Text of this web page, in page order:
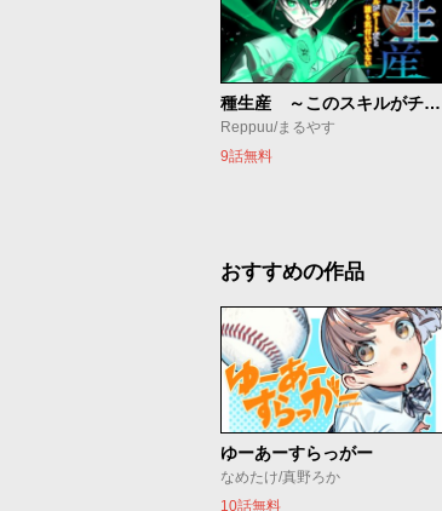
種生産 ～このスキルがチートだとまだ誰も気付いていない～
Reppuu/まるやす
9話無料
おすすめの作品
ゆーあーすらっがー
なめたけ/真野ろか
10話無料